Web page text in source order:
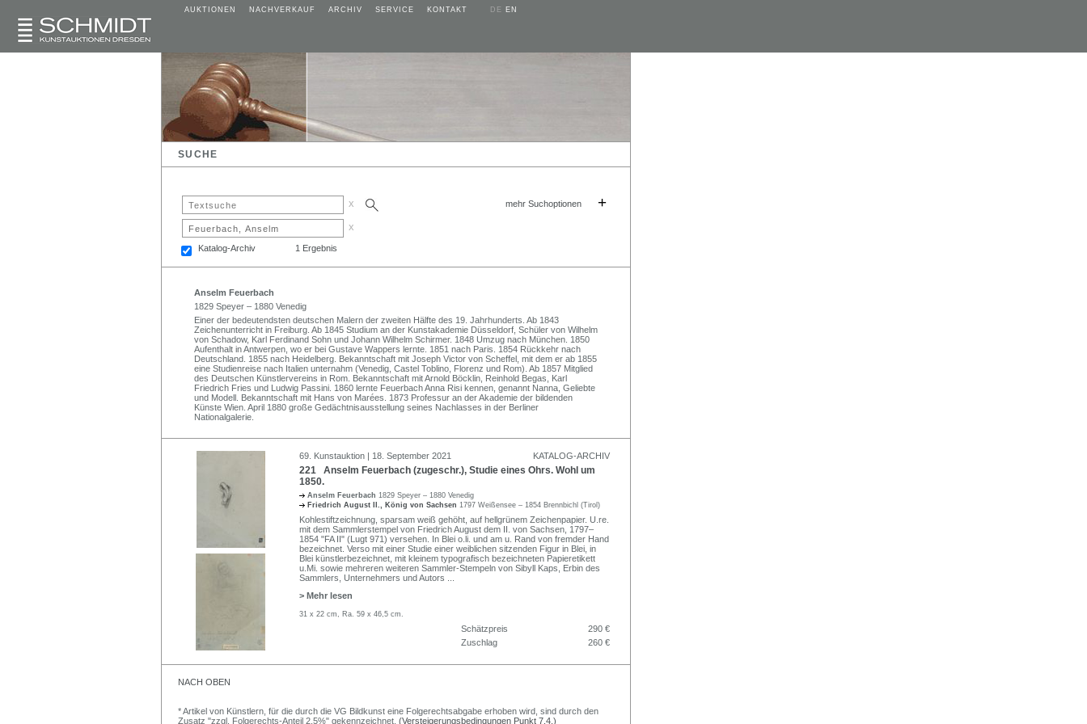
AUKTIONEN NACHVERKAUF ARCHIV SERVICE KONTAKT DE EN
SUCHE
x mehr Suchoptionen +
x
Katalog-Archiv 1 Ergebnis
Anselm Feuerbach
1829 Speyer – 1880 Venedig
Einer der bedeutendsten deutschen Malern der zweiten Hälfte des 19. Jahrhunderts. Ab 1843
Zeichenunterricht in Freiburg. Ab 1845 Studium an der Kunstakademie Düsseldorf, Schüler von Wilhelm
von Schadow, Karl Ferdinand Sohn und Johann Wilhelm Schirmer. 1848 Umzug nach München. 1850
Aufenthalt in Antwerpen, wo er bei Gustave Wappers lernte. 1851 nach Paris. 1854 Rückkehr nach
Deutschland. 1855 nach Heidelberg. Bekanntschaft mit Joseph Victor von Scheffel, mit dem er ab 1855
eine Studienreise nach Italien unternahm (Venedig, Castel Toblino, Florenz und Rom). Ab 1857 Mitglied
des Deutschen Künstlervereins in Rom. Bekanntschaft mit Arnold Böcklin, Reinhold Begas, Karl
Friedrich Fries und Ludwig Passini. 1860 lernte Feuerbach Anna Risi kennen, genannt Nanna, Geliebte
und Modell. Bekanntschaft mit Hans von Marées. 1873 Professur an der Akademie der bildenden
Künste Wien. April 1880 große Gedächtnisausstellung seines Nachlasses in der Berliner
Nationalgalerie.
69. Kunstauktion | 18. September 2021 KATALOG-ARCHIV
221 Anselm Feuerbach (zugeschr.), Studie eines Ohrs. Wohl um
1850.
Anselm Feuerbach 1829 Speyer – 1880 Venedig
Friedrich August II., König von Sachsen 1797 Weißensee – 1854 Brennbichl (Tirol)
Kohlestiftzeichnung, sparsam weiß gehöht, auf hellgrünem Zeichenpapier. U.re.
mit dem Sammlerstempel von Friedrich August dem II. von Sachsen, 1797–
1854 "FA II" (Lugt 971) versehen. In Blei o.li. und am u. Rand von fremder Hand
bezeichnet. Verso mit einer Studie einer weiblichen sitzenden Figur in Blei, in
Blei künstlerbezeichnet, mit kleinem typografisch bezeichneten Papieretikett
u.Mi. sowie mehreren weiteren Sammler-Stempeln von Sibyll Kaps, Erbin des
Sammlers, Unternehmers und Autors
> Mehr lesen
31 x 22 cm, Ra. 59 x 46,5 cm.
Schätzpreis
290 €
Zuschlag
260 €
NACH OBEN
* Artikel von Künstlern, für die durch die VG Bildkunst eine Folgerechtsabgabe erhoben wird, sind durch den
Zusatz "zzgl. Folgerechts-Anteil 2,5%" gekennzeichnet. (Versteigerungsbedingungen Punkt 7.4.)